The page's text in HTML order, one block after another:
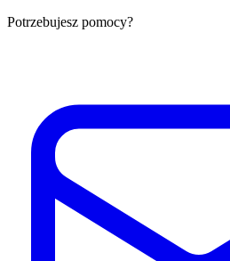
Potrzebujesz pomocy?